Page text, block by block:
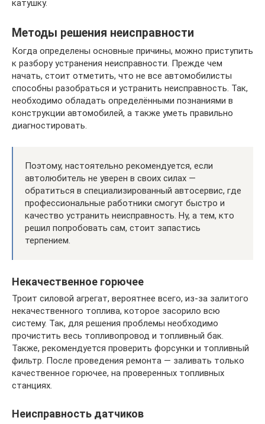
катушку.
Методы решения неисправности
Когда определены основные причины, можно приступить
к разбору устранения неисправности. Прежде чем
начать, стоит отметить, что не все автомобилисты
способны разобраться и устранить неисправность. Так,
необходимо обладать определёнными познаниями в
конструкции автомобилей, а также уметь правильно
диагностировать.
Поэтому, настоятельно рекомендуется, если
автолюбитель не уверен в своих силах —
обратиться в специализированный автосервис, где
профессиональные работники смогут быстро и
качество устранить неисправность. Ну, а тем, кто
решил попробовать сам, стоит запастись
терпением.
Некачественное горючее
Троит силовой агрегат, вероятнее всего, из-за залитого
некачественного топлива, которое засорило всю
систему. Так, для решения проблемы необходимо
прочистить весь топливопровод и топливный бак.
Также, рекомендуется проверить форсунки и топливный
фильтр. После проведения ремонта — заливать только
качественное горючее, на проверенных топливных
станциях.
Неисправность датчиков